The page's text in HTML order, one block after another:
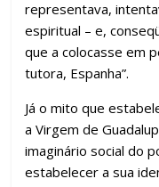
representava,
espiritual – e,
que a colocasse em
tutora, Espanha”.
Já o mito que
a Virgem de
imaginário social do
estabelecer a sua